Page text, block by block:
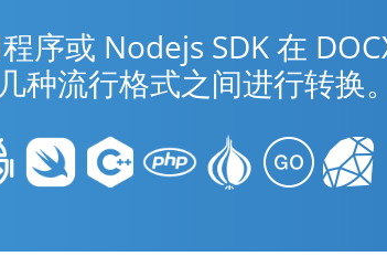
序或 Nodejs SDK 在
种流行格式之间进行转换。